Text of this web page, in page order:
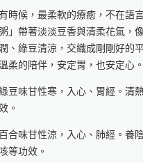
時候，最柔軟的療癒，不在語
」帶著淡淡豆香與清柔花氣，
、綠豆清涼，交織成剛剛好的
柔的陪伴，安定胃，也安定心
豆味甘性寒，入心、胃經。清
。
百合味甘性涼，入心、肺經。養
咳等功效。